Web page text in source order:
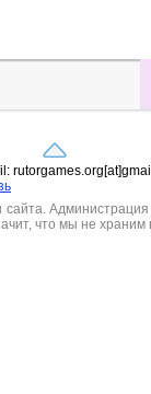
Администрация
что мы не